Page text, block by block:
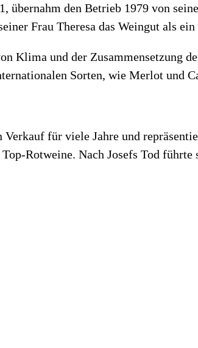
übernahm den Betrieb 1979 von
Frau Theresa das Weingut als ein
Klima und der Zusammensetzung
Sorten, wie Merlot und
Verkauf für viele Jahre und
Rotweine. Nach Josefs Tod